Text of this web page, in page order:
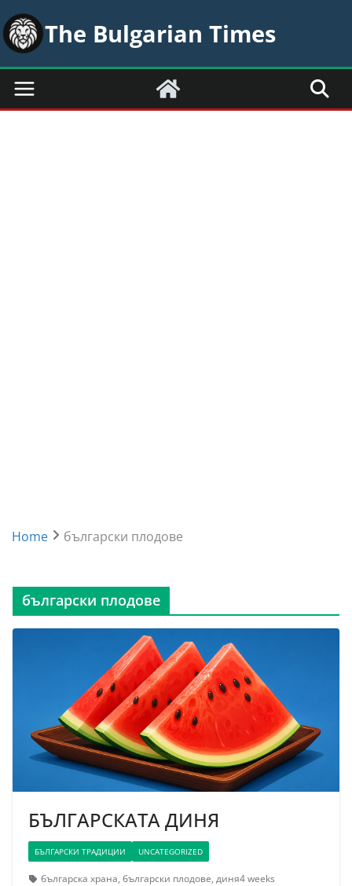
Skip
to
content
The Bulgarian Times
Home български плодове
български плодове
БЪЛГАРСКАТА ДИНЯ
БЪЛГАРСКИ ТРАДИЦИИ UNCATEGORIZED
българска храна, български плодове, диня4 weeks